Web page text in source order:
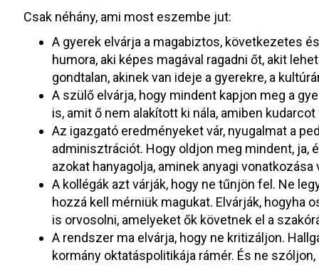
Csak néhány, ami most eszembe jut:
A gyerek elvárja a magabiztos, következetes
humora, aki képes magával ragadni őt, akit
gondtalan, akinek van ideje a gyerekre, a
A szülő elvárja, hogy mindent kapjon meg a
is, amit ő nem alakított ki nála, amiben
Az igazgató eredményeket vár, nyugalmat a
adminisztrációt. Hogy oldjon meg mindent, ja,
azokat hanyagolja, aminek anyagi vonatkozása
A kollégák azt várják, hogy ne tűnjön fel. Ne
hozzá kell mérniük magukat. Elvárják, hogyha
is orvosolni, amelyeket ők követnek el a
A rendszer ma elvárja, hogy ne kritizáljon.
kormány oktatáspolitikája rámér. És ne